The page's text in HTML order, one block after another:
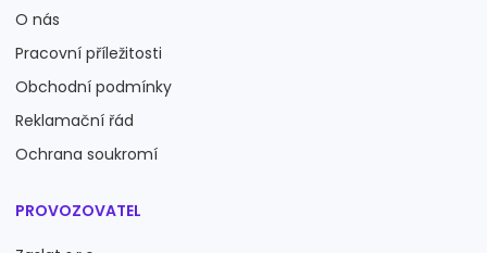
O nás
Pracovní příležitosti
Obchodní podmínky
Reklamační řád
Ochrana soukromí
PROVOZOVATEL